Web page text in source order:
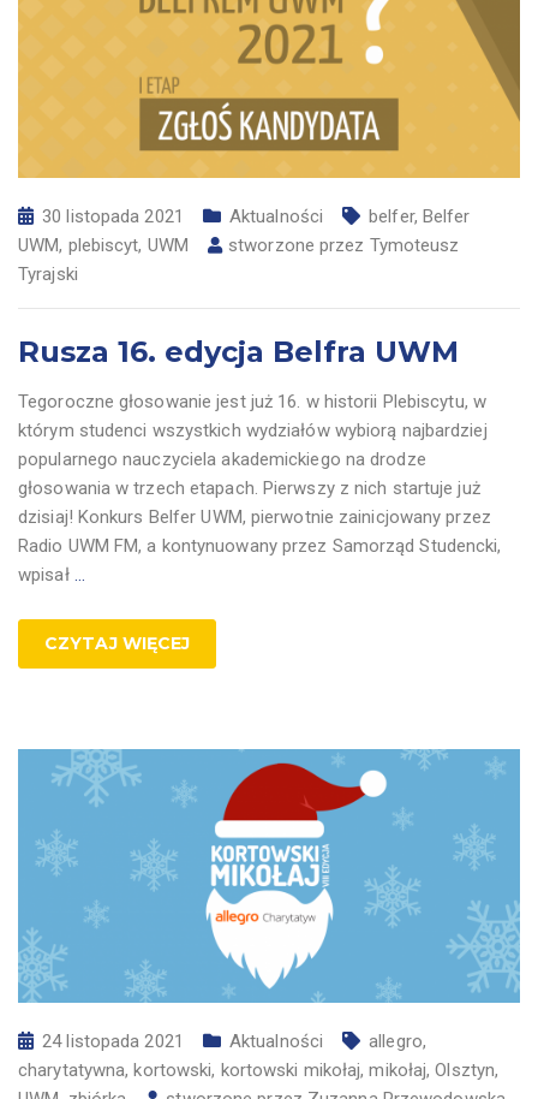
30 listopada 2021 Aktualności belfer, Belfer
UWM, plebiscyt, UWM stworzone przez Tymoteusz
Tyrajski
Rusza 16. edycja Belfra UWM
Tegoroczne głosowanie jest już 16. w historii Plebiscytu, w
którym studenci wszystkich wydziałów wybiorą najbardziej
popularnego nauczyciela akademickiego na drodze
głosowania w trzech etapach. Pierwszy z nich startuje już
dzisiaj! Konkurs Belfer UWM, pierwotnie zainicjowany przez
Radio UWM FM, a kontynuowany przez Samorząd Studencki,
wpisał …
CZYTAJ WIĘCEJ
24 listopada 2021 Aktualności allegro,
charytatywna,kortowski, kortowski mikołaj,mikołaj,Olsztyn,